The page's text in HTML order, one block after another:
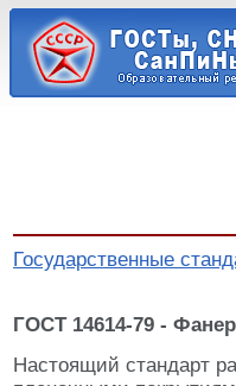
Государственные
ГОСТ 14614-79 -
Настоящий стандарт